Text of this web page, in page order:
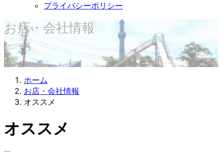
プライバシーポリシー
お店・会社情報
ホーム
お店・会社情報
オススメ
オススメ